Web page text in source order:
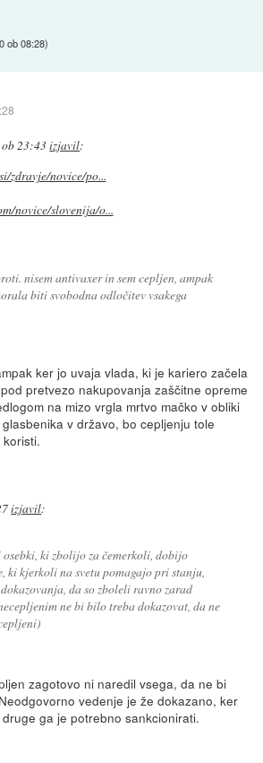
ob 08:28)
23:43izjavil:
zdravje/novice/po...
novice/slovenija/o...
nisem antivaxer in sem cepljen, ampak
biti svobodna odločitev vsakega
ker jo uvaja vlada, ki je kariero začela
pretvezo nakupovanja zaščitne opreme
na mizo vrgla mrtvo mačko v obliki
v državo, bo cepljenju tole
izjavil:
osebki, ki zbolijo za čemerkoli, dobijo
ki kjerkoli na svetu pomagajo pri stanju,
da so zboleli ravno zarad
ne bi bilo treba dokazovat, da ne
zagotovo ni naredil vsega, da ne bi
vedenje je že dokazano, ker
ga je potrebno sankcionirati.